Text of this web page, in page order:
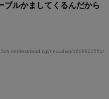
ブルかましてくるんだから
test/read.cgi/news4vip/1609921551/